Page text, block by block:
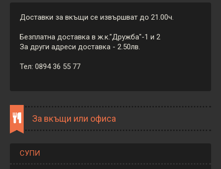
Доставки за вкъщи се извършват до 21.00ч.
Безплатна доставка в ж.к."Дружба"-1 и 2
За други адреси доставка - 2.50лв.
Тел: 0894 36 55 77
За вкъщи или офиса
СУПИ